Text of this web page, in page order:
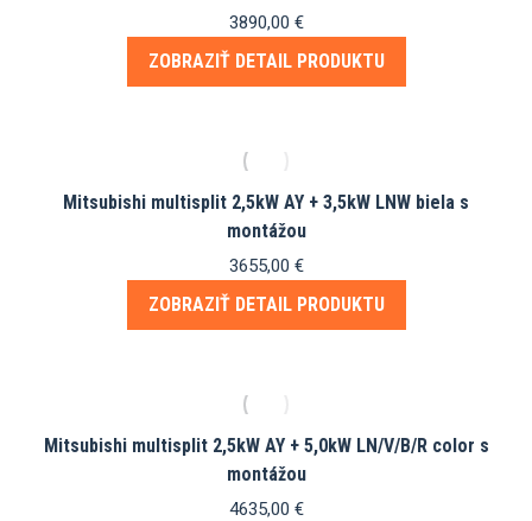
3890,00 €
ZOBRAZIŤ DETAIL PRODUKTU
Mitsubishi multisplit 2,5kW AY + 3,5kW LNW biela s
montážou
3655,00 €
ZOBRAZIŤ DETAIL PRODUKTU
Mitsubishi multisplit 2,5kW AY + 5,0kW LN/V/B/R color s
montážou
4635,00 €